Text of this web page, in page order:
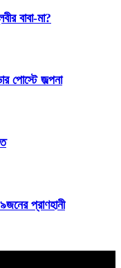
বাবা-মা?
পোস্টে জল্পনা
প্রাণহানী